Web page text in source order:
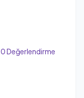
0 Değerlendirme